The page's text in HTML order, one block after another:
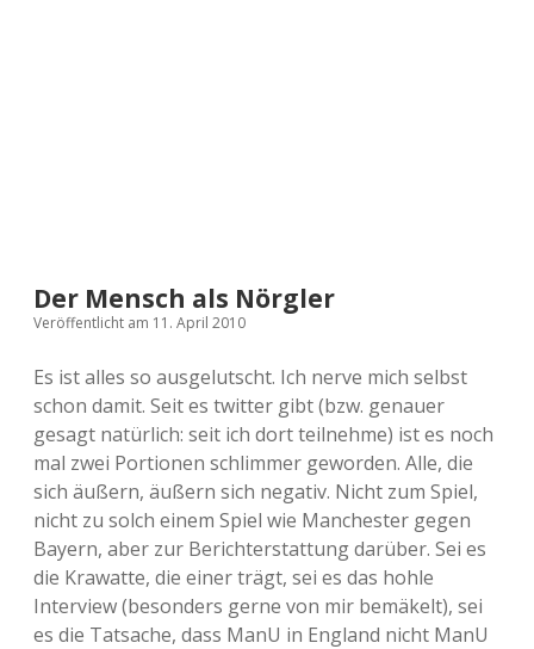
Der Mensch als Nörgler
Veröffentlicht am 11. April 2010
Es ist alles so ausgelutscht. Ich nerve mich selbst
schon damit. Seit es twitter gibt (bzw. genauer
gesagt natürlich: seit ich dort teilnehme) ist es noch
mal zwei Portionen schlimmer geworden. Alle, die
sich äußern, äußern sich negativ. Nicht zum Spiel,
nicht zu solch einem Spiel wie Manchester gegen
Bayern, aber zur Berichterstattung darüber. Sei es
die Krawatte, die einer trägt, sei es das hohle
Interview (besonders gerne von mir bemäkelt), sei
es die Tatsache, dass ManU in England nicht ManU